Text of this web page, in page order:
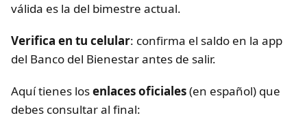
válida es la del bimestre actual.
Verifica en tu celular: confirma el saldo en la app
del Banco del Bienestar antes de salir.
Aquí tienes losenlaces oficiales(en español) que
debes consultar al final: